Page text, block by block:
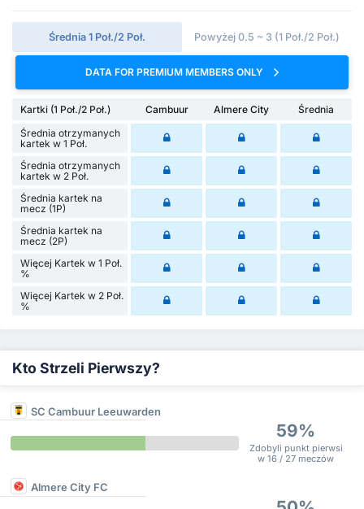
Średnia 1 Poł./2 Poł. Powyżej 0.5 ~ 3 (1 Poł./2 Poł.)
DATA FOR PREMIUM MEMBERS ONLY
Kartki (1 Poł./2 Poł.) Cambuur Almere City
Średnia
Średnia otrzymanych
kartek w 1 Poł.
Średnia otrzymanych
kartek w 2 Poł.
Średnia kartek na
mecz (1P)
Średnia kartek na
mecz (2P)
Więcej Kartek w 1 Poł.
%
Więcej Kartek w 2 Poł.
%
Kto Strzeli Pierwszy?
SC Cambuur Leeuwarden
59%
Zdobyli punkt pierwsi
w 16 / 27 meczów
Almere City FC